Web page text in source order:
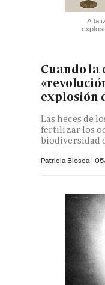
A la
Cuando la
explosión
Las heces de
fertilizar los
biodiversidad
Patricia Biosca |